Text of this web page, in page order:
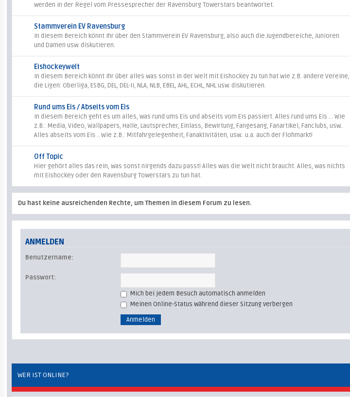
werden in der Regel vom Pressesprecher der Ravensburg Towerstars beantwortet.
Stammverein EV Ravensburg
In diesem Bereich könnt Ihr über den Stammverein EV Ravensburg, also auch die Jugendbereiche, Junioren
und Damen usw. diskutieren.
Eishockeywelt
In diesem Bereich könnt Ihr über alles was sonst in der Welt mit Eishockey zu tun hat wie z.B. andere Vereine,
die Ligen: Oberliga, ESBG, DEL, DEL-II, NLA, NLB, EBEL, AHL, ECHL, NHL usw. diskutieren.
Rund ums Eis / Abseits vom Eis
In diesem Bereich geht es um alles, was rund ums Eis und abseits vom Eis passiert. Alles rund ums Eis ... Wie
z.B.: Media, Video, Wallpapers, Halle, Lautsprecher, Einlass, Bewirtung, Fangesang, Fanartikel, Fanclubs, usw..
Alles abseits vom Eis .. Wie z.B.: Mitfahrgelegenheit, Fanaktivitäten, usw.. u.a. auch der Flohmarkt!
Off Topic
Hier gehört alles das rein, was sonst nirgends dazu passt! Alles was die Welt nicht braucht. Alles, was nichts
mit Eishockey oder den Ravensburg Towerstars zu tun hat.
Du hast keine ausreichenden Rechte, um Themen in diesem Forum zu lesen.
ANMELDEN
Benutzername:
Passwort:
Mich bei jedem Besuch automatisch anmelden
Meinen Online-Status während dieser Sitzung verbergen
WER IST ONLINE?